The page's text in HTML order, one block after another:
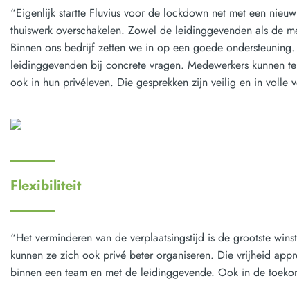
“Eigenlijk startte Fluvius voor de lockdown net met een
thuiswerk overschakelen. Zowel de leidinggevenden als de
Binnen ons bedrijf zetten we in op een goede
leidinggevenden bij concrete vragen. Medewerkers kunnen
ook in hun privéleven. Die gesprekken zijn veilig en in volle
Flexibiliteit
“Het verminderen van de verplaatsingstijd is de grootste
kunnen ze zich ook privé beter organiseren. Die vrijheid
binnen een team en met de leidinggevende. Ook in de